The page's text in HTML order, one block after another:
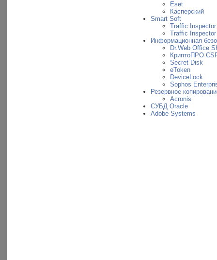
Eset
Касперский
Smart Soft
Traffic Inspector
Traffic
Информационная
Dr.Web Office
КриптоПРО
Secret Disk
eToken
DeviceLock
Sophos
Резервное
Acronis
СУБД Oracle
Adobe Systems